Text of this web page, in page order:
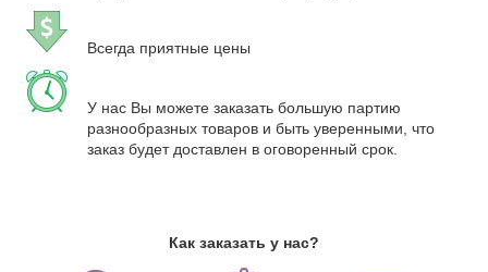
Всегда приятные цены
У нас Вы можете заказать большую партию
разнообразных товаров и быть уверенными, что
заказ будет доставлен в оговоренный срок.
Как заказать у нас?